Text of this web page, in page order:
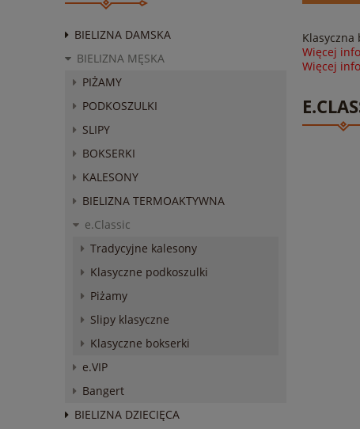
BIELIZNA DAMSKA
BIELIZNA MĘSKA
PIŻAMY
PODKOSZULKI
SLIPY
BOKSERKI
KALESONY
BIELIZNA TERMOAKTYWNA
e.Classic
Tradycyjne kalesony
Klasyczne podkoszulki
Piżamy
Slipy klasyczne
Klasyczne bokserki
e.VIP
Bangert
BIELIZNA DZIECIĘCA
Klasyczna
Więcej
Więcej